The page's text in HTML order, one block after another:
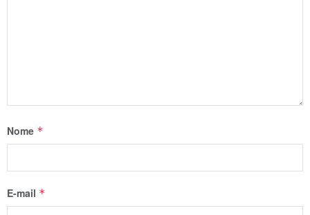
Nome *
E-mail *